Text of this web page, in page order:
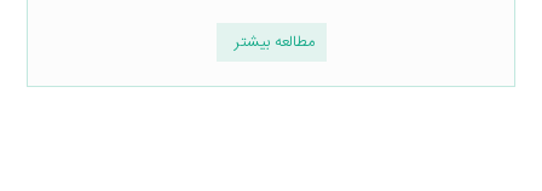
مطالعه بیشتر